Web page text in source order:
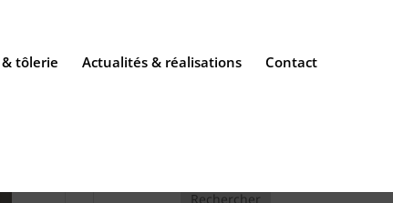
tôlerie Actualités & réalisations Contact